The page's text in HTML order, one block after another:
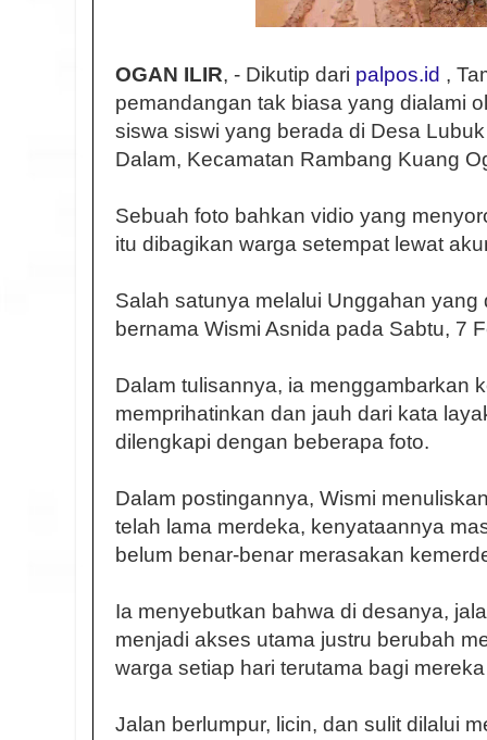
OGAN ILIR, - Dikutip dari palpos.id ,
pemandangan tak biasa yang dialami
siswa siswi yang berada di Desa
Dalam, Kecamatan Rambang Kuang
Sebuah foto bahkan vidio yang
itu dibagikan warga setempat lewat
Salah satunya melalui Unggahan
bernama Wismi Asnida pada Sabtu, 7
Dalam tulisannya, ia menggambarkan
memprihatinkan dan jauh dari kata
dilengkapi dengan beberapa foto.
Dalam postingannya, Wismi
telah lama merdeka, kenyataannya
belum benar-benar merasakan
Ia menyebutkan bahwa di desanya,
menjadi akses utama justru berubah
warga setiap hari terutama bagi
Jalan berlumpur, licin, dan sulit dilalui